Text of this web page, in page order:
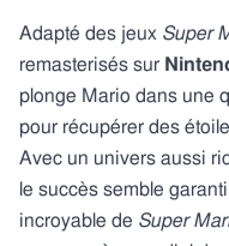
Adapté des jeux Super
remasterisés sur
plonge Mario dans une
pour récupérer des
Avec un univers aussi
le succès semble
incroyable de Super